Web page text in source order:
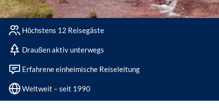
Höchstens 12 Reisegäste
Draußen aktiv unterwegs
Erfahrene einheimische Reiseleitung
Weltweit – seit 1990